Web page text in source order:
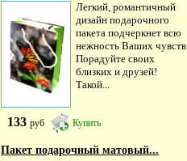
Легкий, романтичный
дизайн подарочного
пакета подчеркнет всю
нежность Ваших
Порадуйте своих
близких и друзей!
Такой...
133 руб Купить
Пакет подарочный матовый...